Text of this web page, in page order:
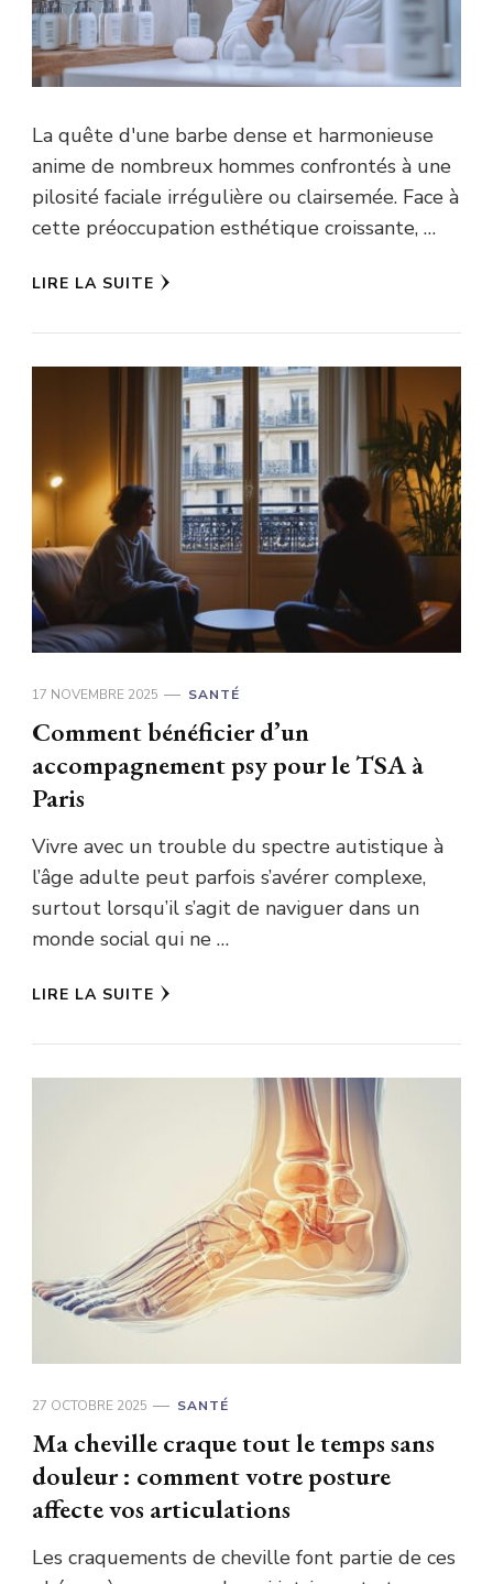
La quête d'une barbe dense et harmonieuse
anime de nombreux hommes confrontés à une
pilosité faciale irrégulière ou clairsemée. Face à
cette préoccupation esthétique croissante, …
LIRE LA SUITE
17 NOVEMBRE 2025 SANTÉ
Comment bénéficier d’un
accompagnement psy pour le TSA à
Paris
Vivre avec un trouble du spectre autistique à
l’âge adulte peut parfois s’avérer complexe,
surtout lorsqu’il s’agit de naviguer dans un
monde social qui ne …
LIRE LA SUITE
27 OCTOBRE 2025 SANTÉ
Ma cheville craque tout le temps sans
douleur : comment votre posture
affecte vos articulations
Les craquements de cheville font partie de ces